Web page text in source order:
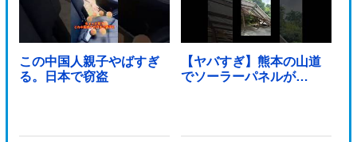
この中国人親子やばすぎ
る。日本で窃盗
【ヤバすぎ】熊本の山道
でソーラーパネルが…